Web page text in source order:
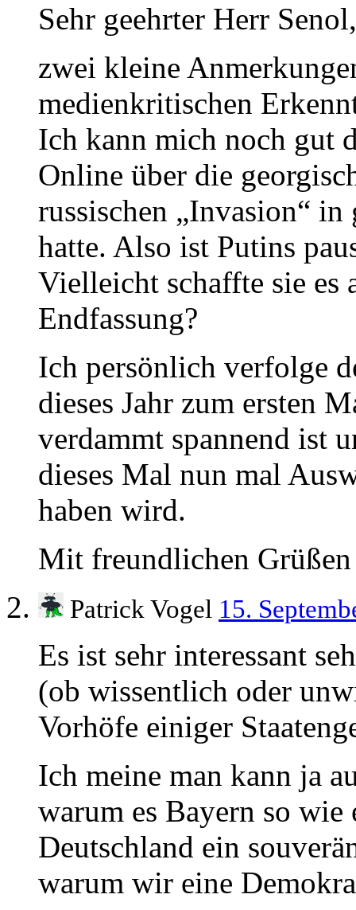
Sehr geehrter Herr Senol,
zwei kleine
medienkritischen
Ich kann mich noch gut
Online über die
russischen „Invasion“
hatte. Also ist Putins
Vielleicht schaffte sie es
Endfassung?
Ich persönlich verfolge
dieses Jahr zum ersten
verdammt spannend ist
dieses Mal nun mal
haben wird.
Mit freundlichen Grüßen
Patrick Vogel 15.
Es ist sehr interessant
(ob wissentlich oder
Vorhöfe einiger
Ich meine man kann ja
warum es Bayern so
Deutschland ein
warum wir eine